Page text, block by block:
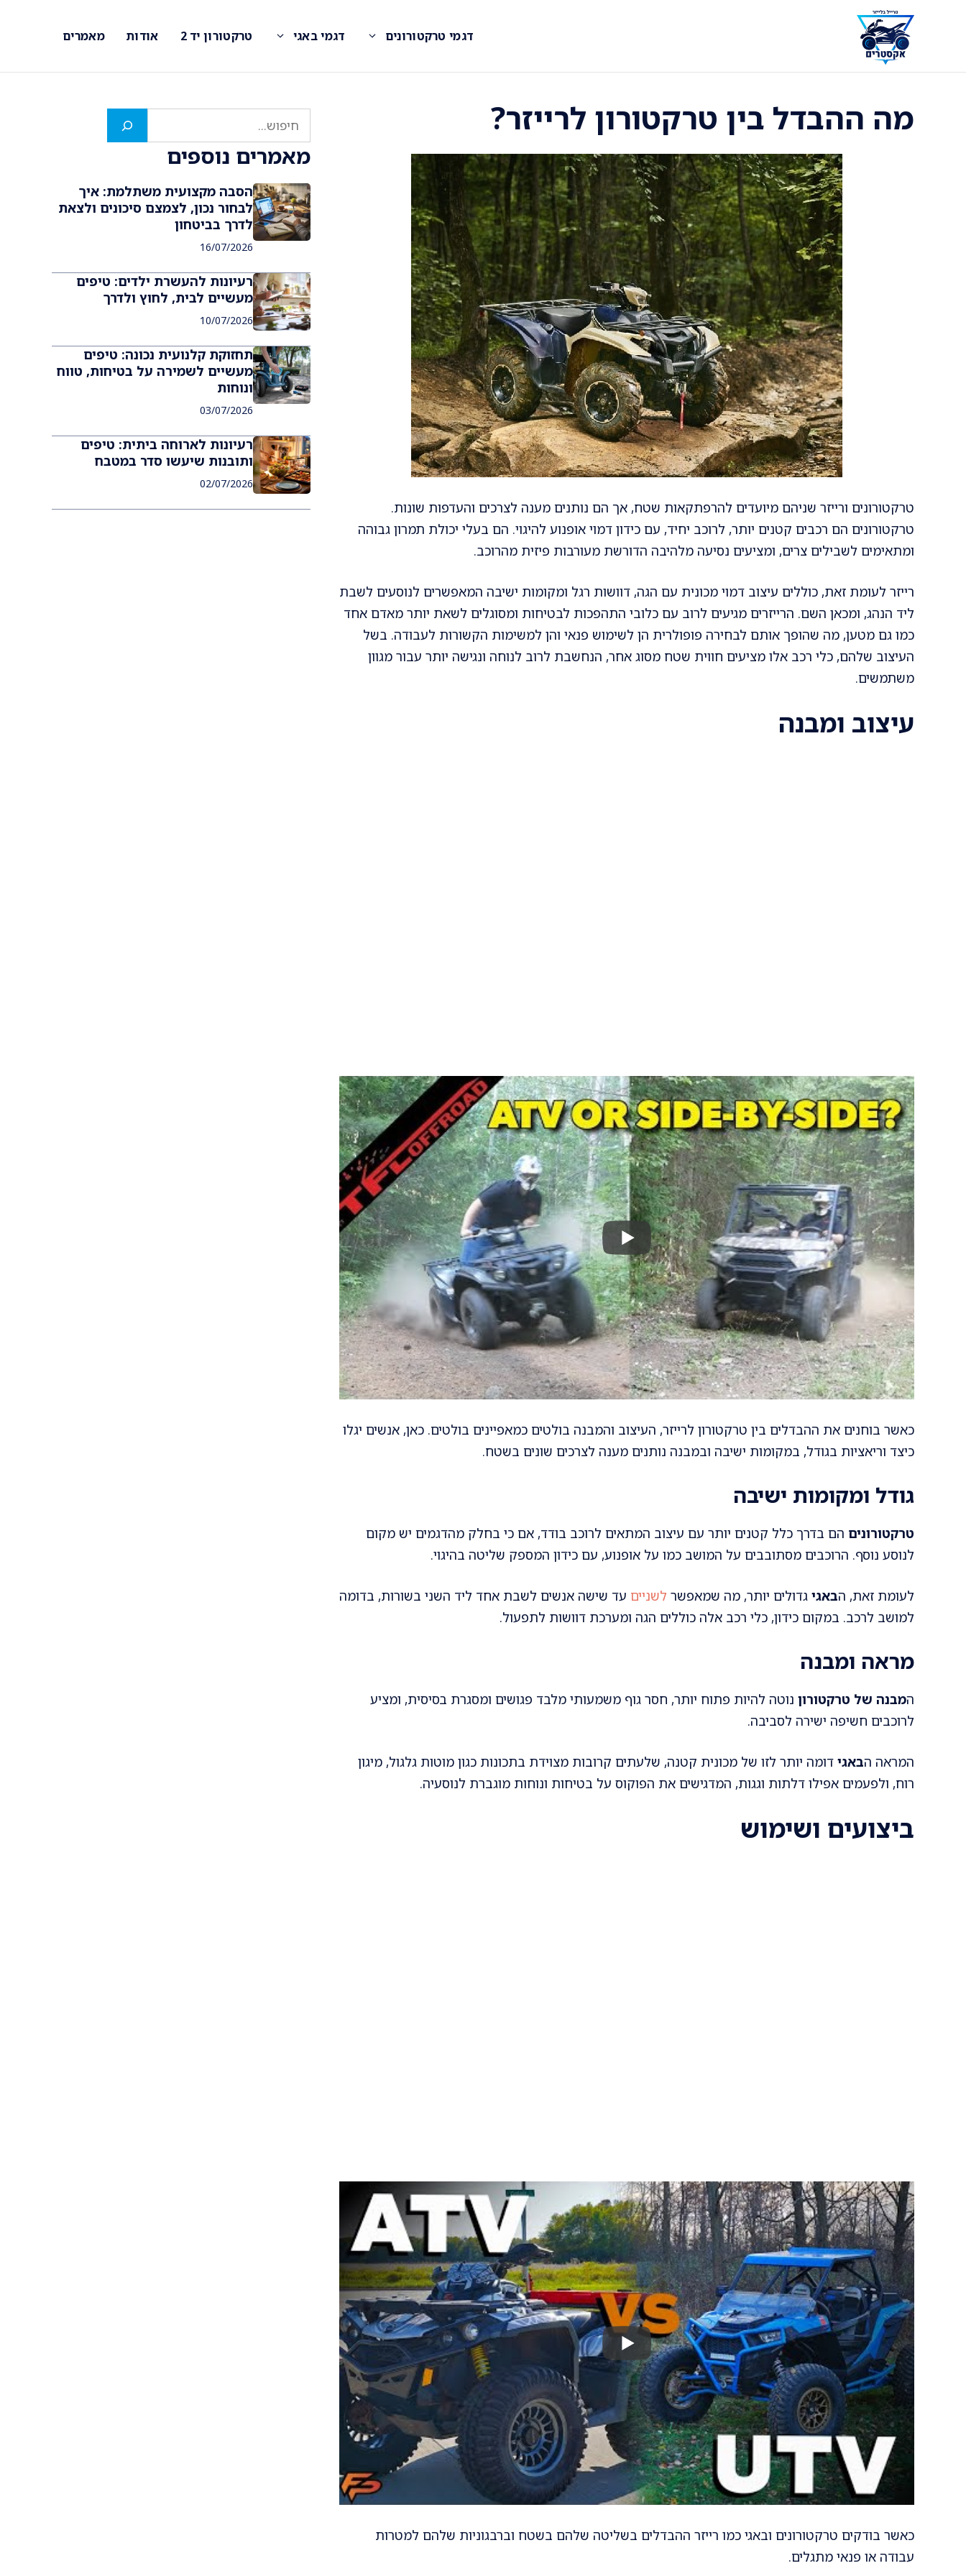
דגמי טרקטורונים דגמי באגי טרקטורון יד 2 אודות מאמרים
מה ההבדל בין טרקטורון לרייזר?
טרקטורונים ורייזר שניהם מיועדים להרפתקאות שטח, אך הם נותנים מענה לצרכים והעדפות שונות.
טרקטורונים הם רכבים קטנים יותר, לרוכב יחיד, עם כידון דמוי אופנוע להיגוי. הם בעלי יכולת תמרון גבוהה
ומתאימים לשבילים צרים, ומציעים נסיעה מלהיבה הדורשת מעורבות פיזית מהרוכב.
רייזר לעומת זאת, כוללים עיצוב דמוי מכונית עם הגה, דוושות רגל ומקומות ישיבה המאפשרים לנוסעים לשבת
ליד הנהג, ומכאן השם. הרייזרים מגיעים לרוב עם כלובי התהפכות לבטיחות ומסוגלים לשאת יותר מאדם אחד
כמו גם מטען, מה שהופך אותם לבחירה פופולרית הן לשימוש פנאי והן למשימות הקשורות לעבודה. בשל
העיצוב שלהם, כלי רכב אלו מציעים חווית שטח מסוג אחר, הנחשבת לרוב לנוחה ונגישה יותר עבור מגוון
משתמשים.
עיצוב ומבנה
כאשר בוחנים את ההבדלים בין טרקטורון לרייזר, העיצוב והמבנה בולטים כמאפיינים בולטים. כאן, אנשים יגלו
כיצד וריאציות בגודל, במקומות ישיבה ובמבנה נותנים מענה לצרכים שונים בשטח.
גודל ומקומות ישיבה
טרקטורונים הם בדרך כלל קטנים יותר עם עיצוב המתאים לרוכב בודד, אם כי בחלק מהדגמים יש מקום
לנוסע נוסף. הרוכבים מסתובבים על המושב כמו על אופנוע, עם כידון המספק שליטה בהיגוי.
לעומת זאת, הבאגי גדולים יותר, מה שמאפשר לשניים עד שישה אנשים לשבת אחד ליד השני בשורות, בדומה
למושב לרכב. במקום כידון, כלי רכב אלה כוללים הגה ומערכת דוושות לתפעול.
מראה ומבנה
המבנה של טרקטורון נוטה להיות פתוח יותר, חסר גוף משמעותי מלבד פגושים ומסגרת בסיסית, ומציע
לרוכבים חשיפה ישירה לסביבה.
המראה הבאגי דומה יותר לזו של מכונית קטנה, שלעתים קרובות מצוידת בתכונות כגון מוטות גלגול, מיגון
רוח, ולפעמים אפילו דלתות וגגות, המדגישים את הפוקוס על בטיחות ונוחות מוגברת לנוסעיה.
ביצועים ושימוש
כאשר בודקים טרקטורונים ובאגי כמו רייזר ההבדלים בשליטה שלהם בשטח וברבגוניות שלהם למטרות
עבודה או פנאי מתגלים.
חיפוש
מאמרים נוספים
הסבה מקצועית משתלמת: איך
לבחור נכון, לצמצם סיכונים ולצאת
לדרך בביטחון
16/07/2026
רעיונות להעשרת ילדים: טיפים
מעשיים לבית, לחוץ ולדרך
10/07/2026
תחזוקת קלנועית נכונה: טיפים
מעשיים לשמירה על בטיחות, טווח
ונוחות
03/07/2026
רעיונות לארוחה ביתית: טיפים
ותובנות שיעשו סדר במטבח
02/07/2026